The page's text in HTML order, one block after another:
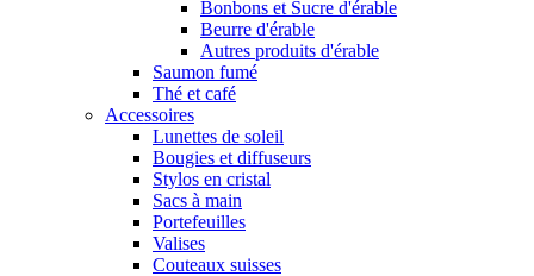
Bonbons et Sucre d'érable
Beurre d'érable
Autres produits d'érable
Saumon fumé
Thé et café
Accessoires
Lunettes de soleil
Bougies et diffuseurs
Stylos en cristal
Sacs à main
Portefeuilles
Valises
Couteaux suisses